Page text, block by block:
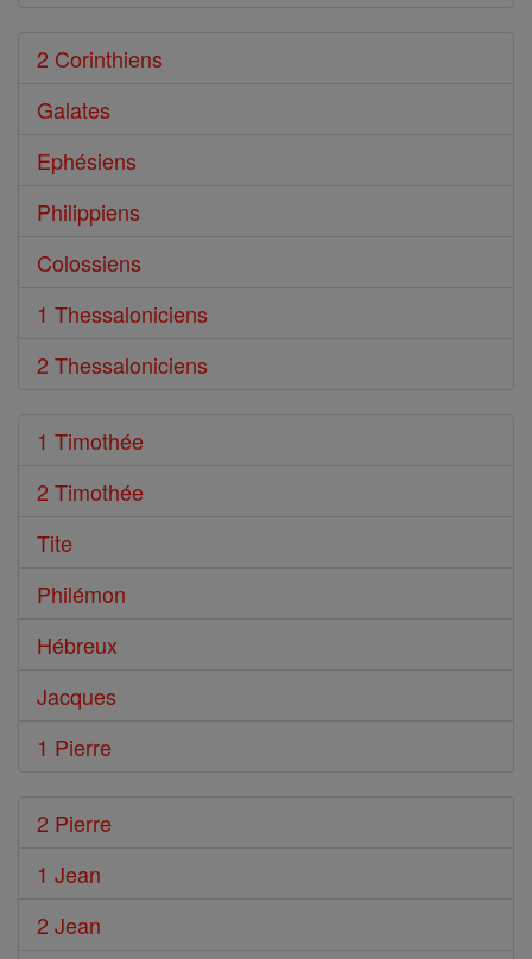
2 Corinthiens
Galates
Ephésiens
Philippiens
Colossiens
1 Thessaloniciens
2 Thessaloniciens
1 Timothée
2 Timothée
Tite
Philémon
Hébreux
Jacques
1 Pierre
2 Pierre
1 Jean
2 Jean